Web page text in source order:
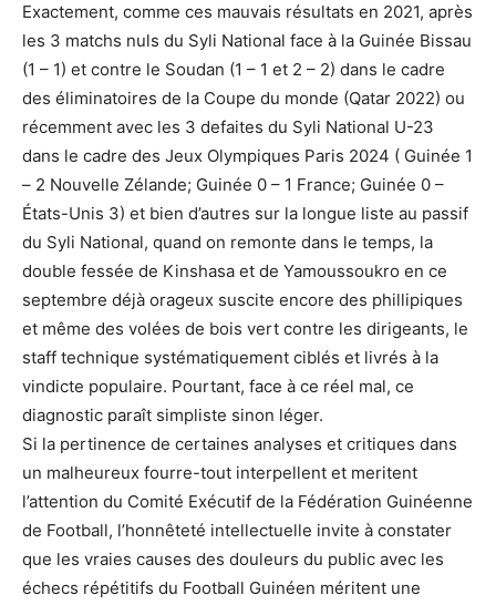
Exactement, comme ces mauvais résultats en 2021, après
les 3 matchs nuls du Syli National face à la Guinée Bissau
(1 – 1) et contre le Soudan (1 – 1 et 2 – 2) dans le cadre
des éliminatoires de la Coupe du monde (Qatar 2022) ou
récemment avec les 3 defaites du Syli National U-23
dans le cadre des Jeux Olympiques Paris 2024 ( Guinée 1
– 2 Nouvelle Zélande; Guinée 0 – 1 France; Guinée 0 –
États-Unis 3) et bien d’autres sur la longue liste au passif
du Syli National, quand on remonte dans le temps, la
double fessée de Kinshasa et de Yamoussoukro en ce
septembre déjà orageux suscite encore des phillipiques
et même des volées de bois vert contre les dirigeants, le
staff technique systématiquement ciblés et livrés à la
vindicte populaire. Pourtant, face à ce réel mal, ce
diagnostic paraît simpliste sinon léger.
Si la pertinence de certaines analyses et critiques dans
un malheureux fourre-tout interpellent et meritent
l’attention du Comité Exécutif de la Fédération Guinéenne
de Football, l’honnêteté intellectuelle invite à constater
que les vraies causes des douleurs du public avec les
échecs répétitifs du Football Guinéen méritent une